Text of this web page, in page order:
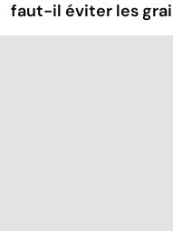
faut-il éviter les